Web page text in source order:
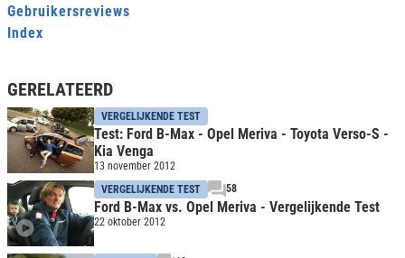
Gebruikersreviews
Index
GERELATEERD
VERGELIJKENDE TEST
Test: Ford B-Max - Opel Meriva - Toyota Verso-S -
Kia Venga
13 november 2012
VERGELIJKENDE TEST
58
Ford B-Max vs. Opel Meriva - Vergelijkende Test
22 oktober 2012